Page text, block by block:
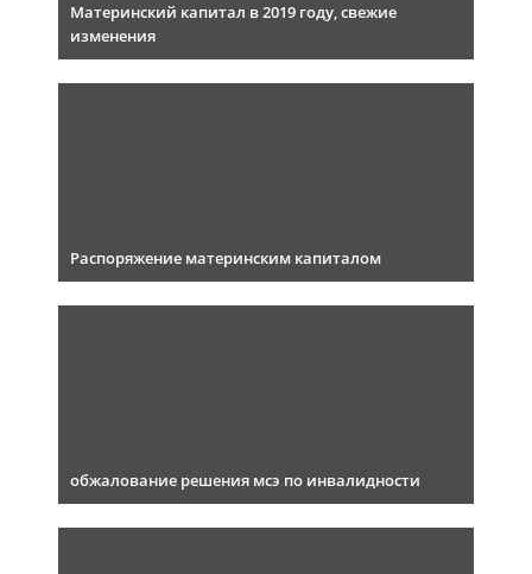
Материнский капитал в 2019 году, свежие
изменения
Распоряжение материнским капиталом
обжалование решения мсэ по инвалидности